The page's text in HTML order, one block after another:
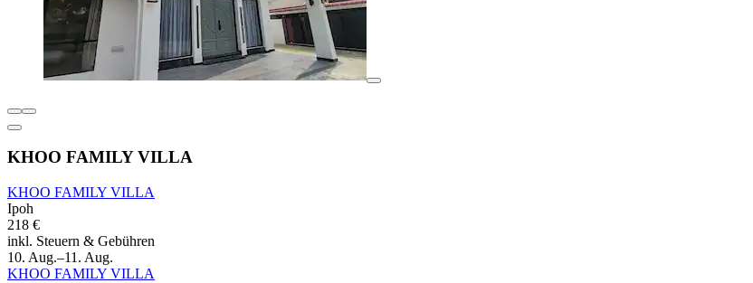
KHOO FAMILY VILLA
KHOO FAMILY VILLA
Ipoh
218 €
inkl. Steuern & Gebühren
10. Aug.–11. Aug.
KHOO FAMILY VILLA